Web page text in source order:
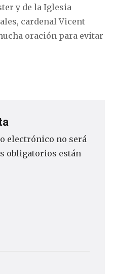
y de la Iglesia
cardenal Vicent
oración para evitar
electrónico no será
obligatorios están